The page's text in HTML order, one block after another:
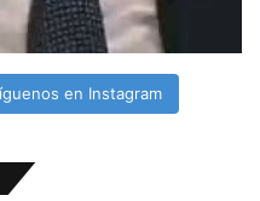
en Instagram